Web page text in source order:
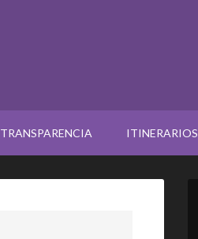
TRANSPARENCIA ITINERARIOS